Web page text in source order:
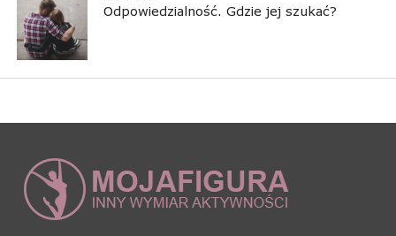
Odpowiedzialność. Gdzie jej szukać?